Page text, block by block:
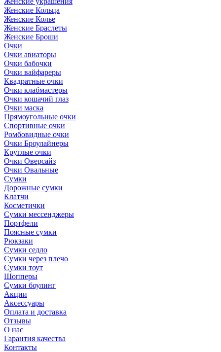
Женские Кольца
Женские Колье
Женские Браслеты
Женские Броши
Очки
Очки авиаторы
Очки бабочки
Очки вайфареры
Квадратные очки
Очки клабмастеры
Очки кошачий глаз
Очки маска
Прямоугольные очки
Спортивные очки
Ромбовидные очки
Очки Броулайнеры
Круглые очки
Очки Оверсайз
Очки Овальные
Сумки
Дорожные сумки
Клатчи
Косметички
Сумки мессенджеры
Портфели
Поясные сумки
Рюкзаки
Сумки седло
Сумки через плечо
Сумки тоут
Шопперы
Сумки боулинг
Акции
Аксессуары
Оплата и доставка
Отзывы
О нас
Гарантия качества
Контакты